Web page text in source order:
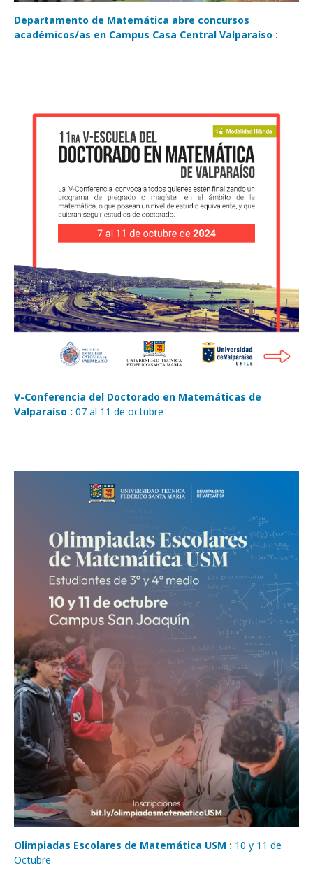
Departamento de Matemática abre concursos
académicos/as en Campus Casa Central Valparaíso :
V-Conferencia del Doctorado en Matemáticas de
Valparaíso : 07 al 11 de octubre
Olimpiadas Escolares de Matemática USM : 10 y 11 de
Octubre